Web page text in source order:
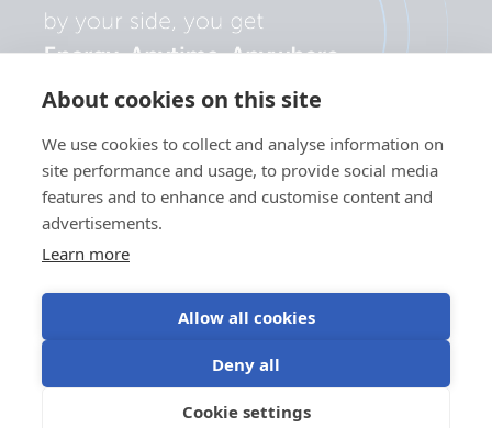
About cookies on this site
We use cookies to collect and analyse information on
site performance and usage, to provide social media
features and to enhance and customise content and
advertisements.
Learn more
Allow all cookies
Deny all
Cookie settings
Política de
cookies
cookies
Condições de
©Victron Energy